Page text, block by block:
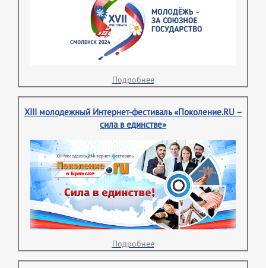
Подробнее
XIII молодежный Интернет-фестиваль «Поколение.RU –
сила в единстве»
Подробнее